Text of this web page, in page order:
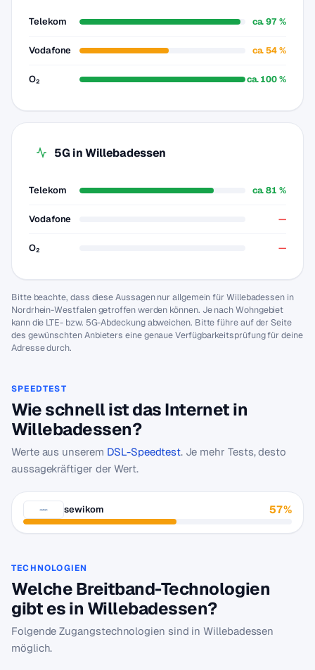
Telekom ca. 97 %
Vodafone ca. 54 %
O₂ ca. 100 %
5G in Willebadessen
Telekom ca. 81 %
Vodafone —
O₂ —
Bitte beachte, dass diese Aussagen nur allgemein für Willebadessen in
Nordrhein-Westfalen getroffen werden können. Je nach Wohngebiet
kann die LTE- bzw. 5G-Abdeckung abweichen. Bitte führe auf der Seite
des gewünschten Anbieters eine genaue Verfügbarkeitsprüfung für deine
Adresse durch.
SPEEDTEST
Wie schnell ist das Internet in
Willebadessen?
Werte aus unserem DSL-Speedtest. Je mehr Tests, desto
aussagekräftiger der Wert.
sewikom 57%
TECHNOLOGIEN
Welche Breitband-Technologien
gibt es in Willebadessen?
Folgende Zugangstechnologien sind in Willebadessen
möglich.